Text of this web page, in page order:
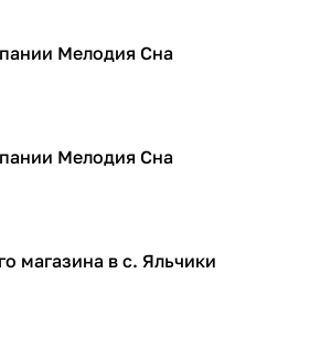
Мелодия Сна
Мелодия Сна
магазина в с. Яльчики